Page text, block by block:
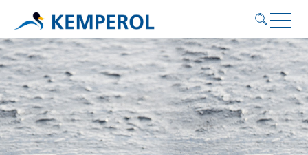
Anwendungsgebiete
Produkte
Service